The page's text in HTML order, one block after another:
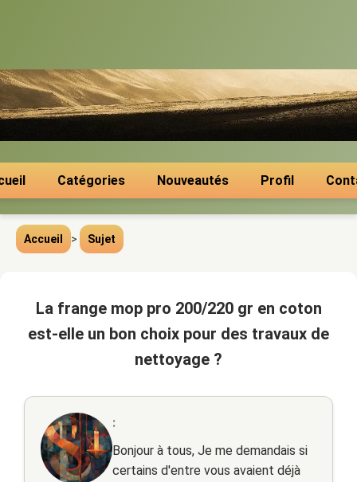
Catégories Nouveautés Profil
Accueil > Sujet
La frange mop pro 200/220 gr en coton
est-elle un bon choix pour des travaux de
nettoyage ?
:
Bonjour à tous, Je me demandais si
certains d'entre vous avaient déjà